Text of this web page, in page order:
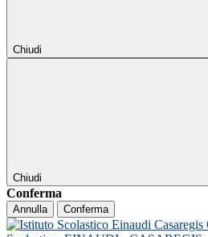
Chiudi
Chiudi
Conferma
Annulla Conferma